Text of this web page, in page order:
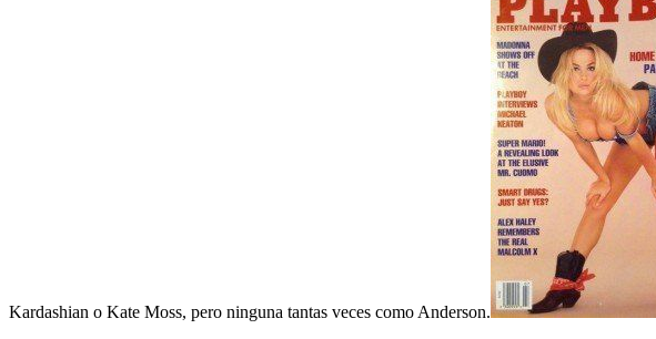
Kardashian o Kate Moss, pero ninguna tantas veces como Anderson.